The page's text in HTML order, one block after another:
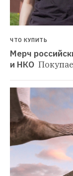
ЧТО КУПИТЬ
Мерч
и НКО